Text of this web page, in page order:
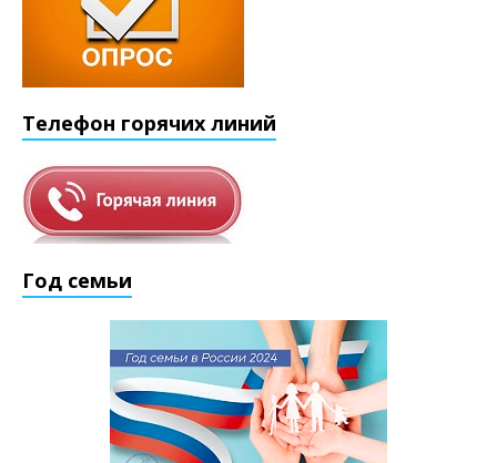
Телефон горячих линий
Год семьи